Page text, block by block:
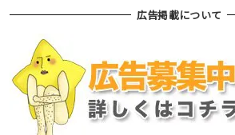
広告掲載について